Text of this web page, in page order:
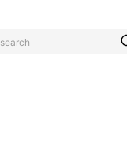
search